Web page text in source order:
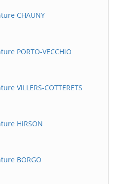
CHAUNY
PORTO-VECCHiO
ViLLERS-COTTERETS
HiRSON
BORGO